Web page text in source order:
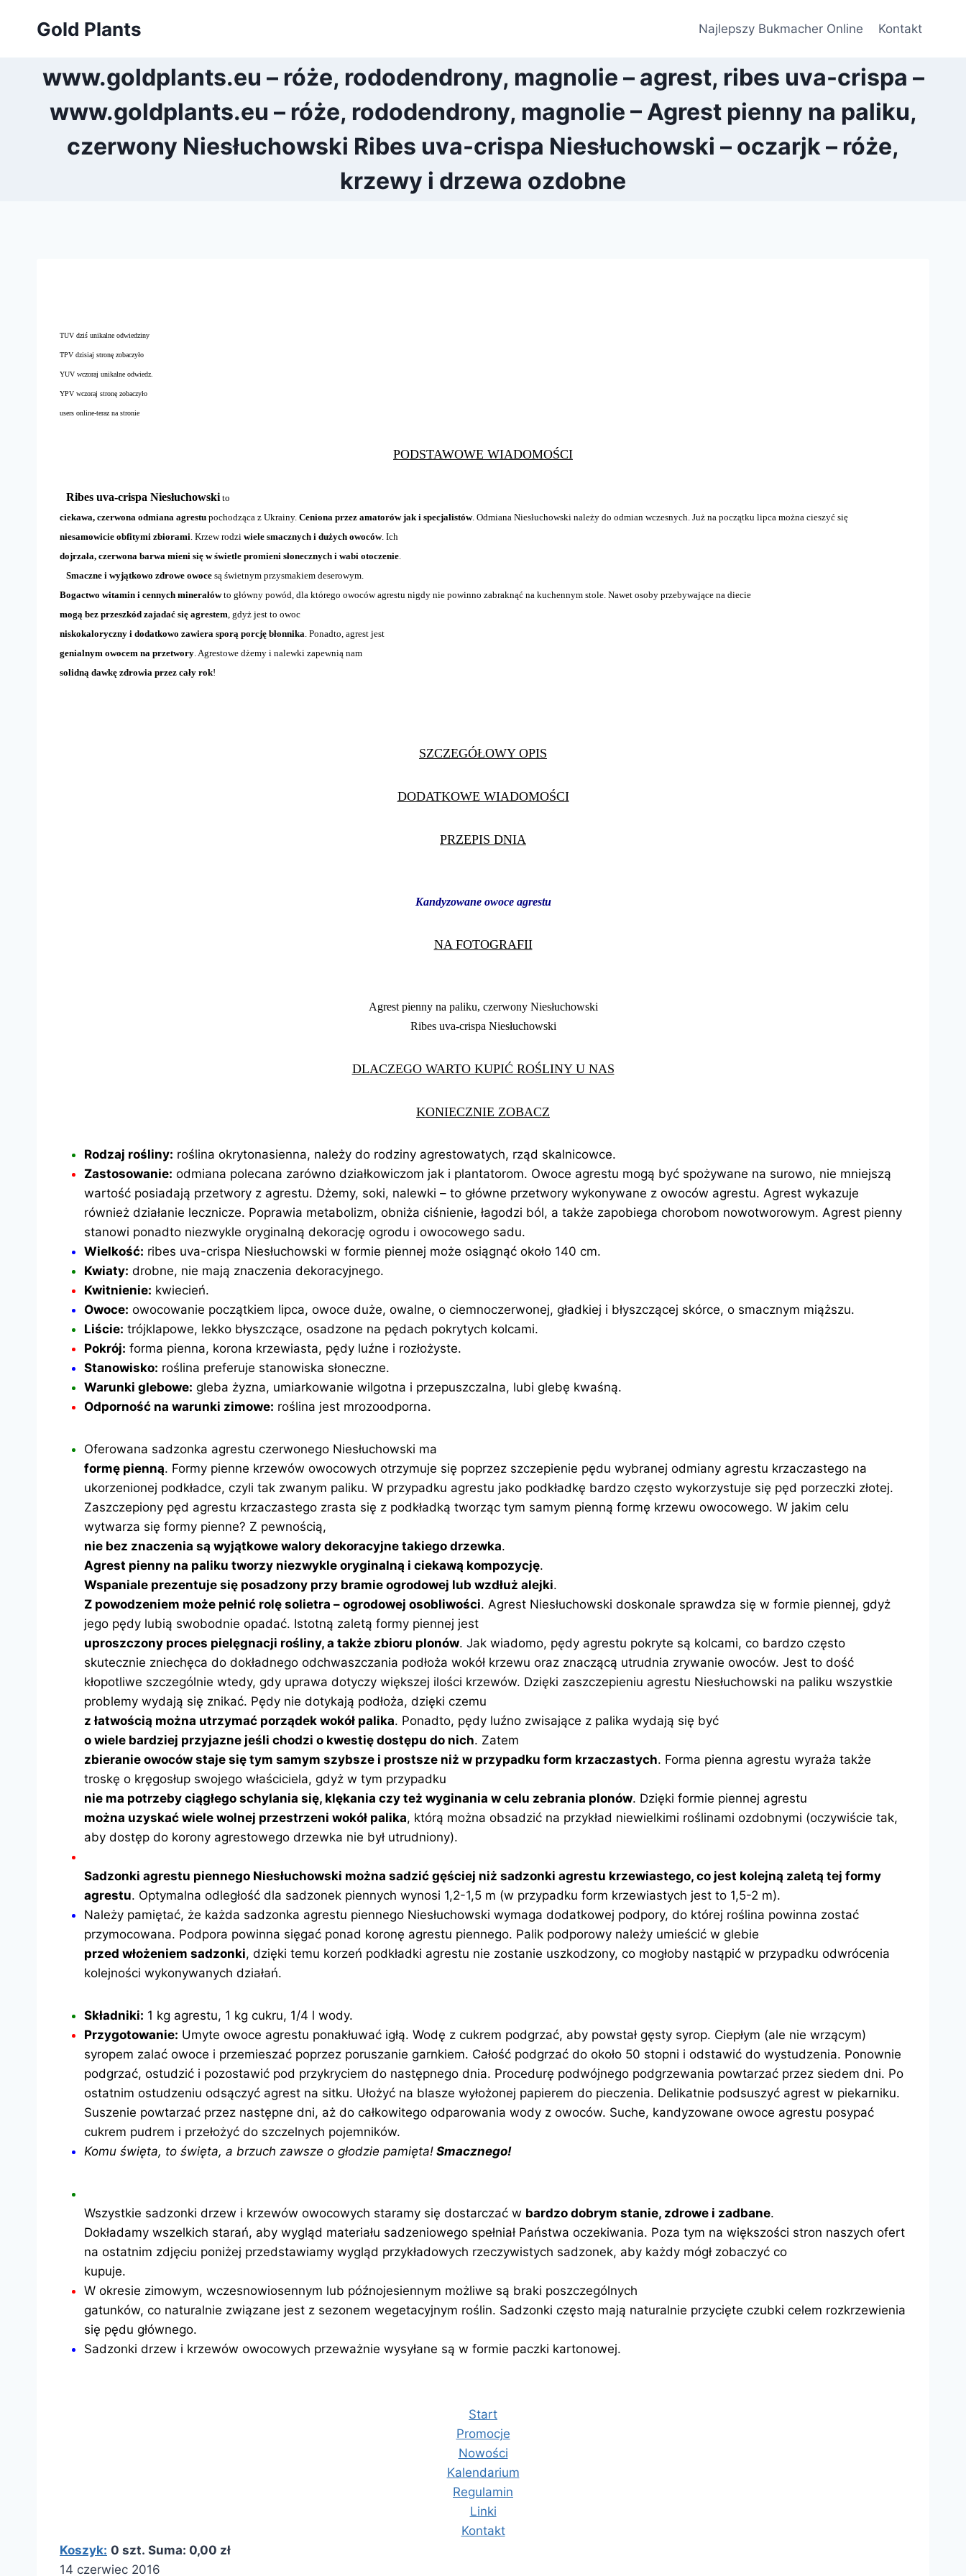
Gold Plants Najlepszy Bukmacher Online Kontakt
www.goldplants.eu – róże, rododendrony, magnolie – agrest, ribes uva-crispa –
www.goldplants.eu – róże, rododendrony, magnolie – Agrest pienny na paliku,
czerwony Niesłuchowski Ribes uva-crispa Niesłuchowski – oczarjk – róże,
krzewy i drzewa ozdobne
TUV dziś unikalne odwiedziny
TPV dzisiaj stronę zobaczyło
YUV wczoraj unikalne odwiedz.
YPV wczoraj stronę zobaczyło
users online-teraz na stronie
PODSTAWOWE WIADOMOŚCI
Ribes uva-crispa Niesłuchowskito
ciekawa, czerwona odmiana agrestu pochodząca z Ukrainy. Ceniona przez amatorów jak i specjalistów. Odmiana Niesłuchowski należy do odmian wczesnych. Już na początku lipca można cieszyć się
niesamowicie obfitymi zbiorami. Krzew rodzi wiele smacznych i dużych owoców. Ich
dojrzała, czerwona barwa mieni się w świetle promieni słonecznych i wabi otoczenie.
Smaczne i wyjątkowo zdrowe owoce są świetnym przysmakiem deserowym.
Bogactwo witamin i cennych minerałówto główny powód, dla którego owoców agrestu nigdy nie powinno zabraknąć na kuchennym stole. Nawet osoby przebywające na diecie
mogą bez przeszkód zajadać się agrestem, gdyż jest to owoc
niskokaloryczny i dodatkowo zawiera sporą porcję błonnika. Ponadto, agrest jest
genialnym owocem na przetwory. Agrestowe dżemy i nalewki zapewnią nam
solidną dawkę zdrowia przez cały rok!
SZCZEGÓŁOWY OPIS
DODATKOWE WIADOMOŚCI
PRZEPIS DNIA
Kandyzowane owoce agrestu
NA FOTOGRAFII
Agrest pienny na paliku, czerwony Niesłuchowski
Ribes uva-crispa Niesłuchowski
DLACZEGO WARTO KUPIĆ ROŚLINY U NAS
KONIECZNIE ZOBACZ
Rodzaj rośliny: roślina okrytonasienna, należy do rodziny agrestowatych, rząd skalnicowce.
Zastosowanie: odmiana polecana zarówno działkowiczom jak i plantatorom. Owoce agrestu mogą być spożywane na surowo, nie mniejszą
wartość posiadają przetwory z agrestu. Dżemy, soki, nalewki – to główne przetwory wykonywane z owoców agrestu. Agrest wykazuje
również działanie lecznicze. Poprawia metabolizm, obniża ciśnienie, łagodzi ból, a także zapobiega chorobom nowotworowym. Agrest pienny
stanowi ponadto niezwykle oryginalną dekorację ogrodu i owocowego sadu.
Wielkość: ribes uva-crispa Niesłuchowski w formie piennej może osiągnąć około 140 cm.
Kwiaty: drobne, nie mają znaczenia dekoracyjnego.
Kwitnienie: kwiecień.
Owoce: owocowanie początkiem lipca, owoce duże, owalne, o ciemnoczerwonej, gładkiej i błyszczącej skórce, o smacznym miąższu.
Liście: trójklapowe, lekko błyszczące, osadzone na pędach pokrytych kolcami.
Pokrój: forma pienna, korona krzewiasta, pędy luźne i rozłożyste.
Stanowisko: roślina preferuje stanowiska słoneczne.
Warunki glebowe: gleba żyzna, umiarkowanie wilgotna i przepuszczalna, lubi glebę kwaśną.
Odporność na warunki zimowe: roślina jest mrozoodporna.
Oferowana sadzonka agrestu czerwonego Niesłuchowski ma
formę pienną. Formy pienne krzewów owocowych otrzymuje się poprzez szczepienie pędu wybranej odmiany agrestu krzaczastego na
ukorzenionej podkładce, czyli tak zwanym paliku. W przypadku agrestu jako podkładkę bardzo często wykorzystuje się pęd porzeczki złotej.
Zaszczepiony pęd agrestu krzaczastego zrasta się z podkładką tworząc tym samym pienną formę krzewu owocowego. W jakim celu
wytwarza się formy pienne? Z pewnością,
nie bez znaczenia są wyjątkowe walory dekoracyjne takiego drzewka.
Agrest pienny na paliku tworzy niezwykle oryginalną i ciekawą kompozycję.
Wspaniale prezentuje się posadzony przy bramie ogrodowej lub wzdłuż alejki.
Z powodzeniem może pełnić rolę solietra – ogrodowej osobliwości. Agrest Niesłuchowski doskonale sprawdza się w formie piennej, gdyż
jego pędy lubią swobodnie opadać. Istotną zaletą formy piennej jest
uproszczony proces pielęgnacji rośliny, a także zbioru plonów. Jak wiadomo, pędy agrestu pokryte są kolcami, co bardzo często
skutecznie zniechęca do dokładnego odchwaszczania podłoża wokół krzewu oraz znaczącą utrudnia zrywanie owoców. Jest to dość
kłopotliwe szczególnie wtedy, gdy uprawa dotyczy większej ilości krzewów. Dzięki zaszczepieniu agrestu Niesłuchowski na paliku wszystkie
problemy wydają się znikać. Pędy nie dotykają podłoża, dzięki czemu
z łatwością można utrzymać porządek wokół palika. Ponadto, pędy luźno zwisające z palika wydają się być
o wiele bardziej przyjazne jeśli chodzi o kwestię dostępu do nich. Zatem
zbieranie owoców staje się tym samym szybsze i prostsze niż w przypadku form krzaczastych. Forma pienna agrestu wyraża także
troskę o kręgosłup swojego właściciela, gdyż w tym przypadku
nie ma potrzeby ciągłego schylania się, klękania czy też wyginania w celu zebrania plonów. Dzięki formie piennej agrestu
można uzyskać wiele wolnej przestrzeni wokół palika, którą można obsadzić na przykład niewielkimi roślinami ozdobnymi (oczywiście tak,
aby dostęp do korony agrestowego drzewka nie był utrudniony).
Sadzonki agrestu piennego Niesłuchowski można sadzić gęściej niż sadzonki agrestu krzewiastego, co jest kolejną zaletą tej formy
agrestu. Optymalna odległość dla sadzonek piennych wynosi 1,2-1,5 m (w przypadku form krzewiastych jest to 1,5-2 m).
Należy pamiętać, że każda sadzonka agrestu piennego Niesłuchowski wymaga dodatkowej podpory, do której roślina powinna zostać
przymocowana. Podpora powinna sięgać ponad koronę agrestu piennego. Palik podporowy należy umieścić w glebie
przed włożeniem sadzonki, dzięki temu korzeń podkładki agrestu nie zostanie uszkodzony, co mogłoby nastąpić w przypadku odwrócenia
kolejności wykonywanych działań.
Składniki: 1 kg agrestu, 1 kg cukru, 1/4 l wody.
Przygotowanie: Umyte owoce agrestu ponakłuwać igłą. Wodę z cukrem podgrzać, aby powstał gęsty syrop. Ciepłym (ale nie wrzącym)
syropem zalać owoce i przemieszać poprzez poruszanie garnkiem. Całość podgrzać do około 50 stopni i odstawić do wystudzenia. Ponownie
podgrzać, ostudzić i pozostawić pod przykryciem do następnego dnia. Procedurę podwójnego podgrzewania powtarzać przez siedem dni. Po
ostatnim ostudzeniu odsączyć agrest na sitku. Ułożyć na blasze wyłożonej papierem do pieczenia. Delikatnie podsuszyć agrest w piekarniku.
Suszenie powtarzać przez następne dni, aż do całkowitego odparowania wody z owoców. Suche, kandyzowane owoce agrestu posypać
cukrem pudrem i przełożyć do szczelnych pojemników.
Komu święta, to święta, a brzuch zawsze o głodzie pamięta! Smacznego!
Wszystkie sadzonki drzew i krzewów owocowych staramy się dostarczać w bardzo dobrym stanie, zdrowe i zadbane.
Dokładamy wszelkich starań, aby wygląd materiału sadzeniowego spełniał Państwa oczekiwania. Poza tym na większości stron naszych ofert
na ostatnim zdjęciu poniżej przedstawiamy wygląd przykładowych rzeczywistych sadzonek, aby każdy mógł zobaczyć co
kupuje.
W okresie zimowym, wczesnowiosennym lub późnojesiennym możliwe są braki poszczególnych
gatunków, co naturalnie związane jest z sezonem wegetacyjnym roślin. Sadzonki często mają naturalnie przycięte czubki celem rozkrzewienia
się pędu głównego.
Sadzonki drzew i krzewów owocowych przeważnie wysyłane są w formie paczki kartonowej.
Start
Promocje
Nowości
Kalendarium
Regulamin
Linki
Kontakt
Koszyk: 0 szt. Suma: 0,00 zł
14 czerwiec 2016